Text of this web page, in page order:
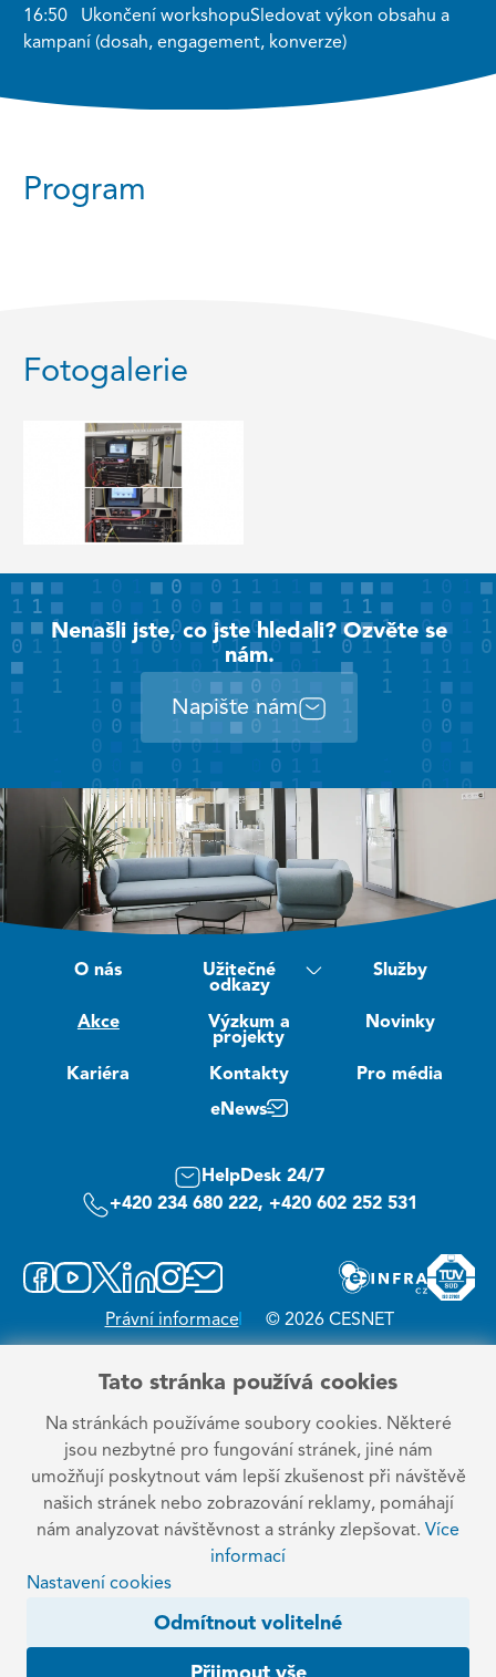
16:50 Ukončení workshopuSledovat výkon obsahu a
kampaní (dosah, engagement, konverze)
Program
Fotogalerie
Nenašli jste, co jste hledali? Ozvěte se
nám.
Napište nám
O nás
Užitečné
odkazy
Služby
Akce
Výzkum a
projekty
Novinky
Kariéra Kontakty Pro média
eNews
HelpDesk 24/7
+420 234 680 222, +420 602 252 531
Právní informace © 2026 CESNET
Tato stránka používá cookies
Na stránkách používáme soubory cookies. Některé
jsou nezbytné pro fungování stránek, jiné nám
umožňují poskytnout vám lepší zkušenost při návštěvě
našich stránek nebo zobrazování reklamy, pomáhají
nám analyzovat návštěvnost a stránky zlepšovat. Více
informací
Nastavení cookies
Odmítnout volitelné